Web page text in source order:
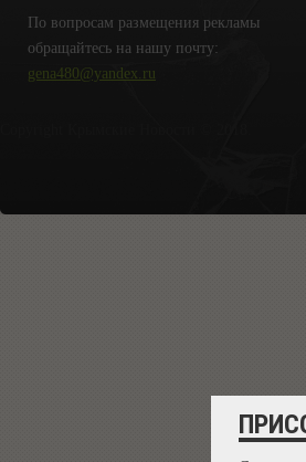
По вопросам размещения рекламы
обращайтесь на нашу почту:
gena480@yandex.ru